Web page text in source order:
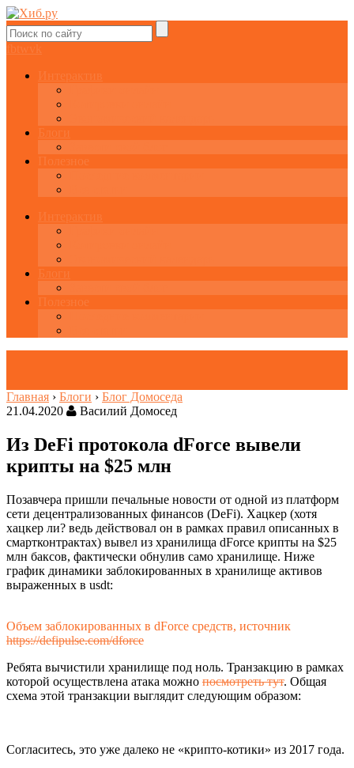
fbtw vk
Интерактив
Блоги
Полезное
Интерактив
Блоги
Полезное
Главная › Блоги › Блог Домоседа
21.04.2020
Василий Домосед
Из DeFi протокола dForce вывели
крипты на $25 млн
Позавчера пришли печальные новости от одной из платформ
сети децентрализованных финансов (DeFi). Хацкер (хотя
хацкер ли? ведь действовал он в рамках правил описанных в
смартконтрактах) вывел из хранилища dForce крипты на $25
млн баксов, фактически обнулив само хранилище. Ниже
график динамики заблокированных в хранилище активов
выраженных в usdt:
Объем заблокированных в dForce средств, источник
https://defipulse.com/dforce
Ребята вычистили хранилище под ноль. Транзакцию в рамках
которой осуществлена атака можно посмотреть тут. Общая
схема этой транзакции выглядит следующим образом:
Согласитесь, это уже далеко не «крипто-котики» из 2017 года.